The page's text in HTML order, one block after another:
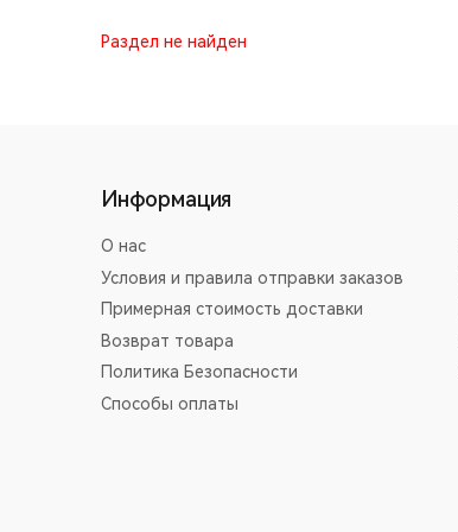
Раздел не найден
Информация
О нас
Условия и правила отправки заказов
Примерная стоимость доставки
Возврат товара
Политика Безопасности
Способы оплаты